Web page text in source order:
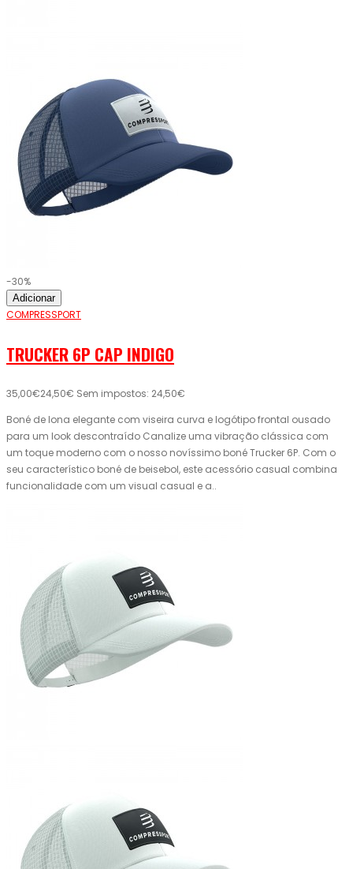
-30%
Adicionar
COMPRESSPORT
TRUCKER 6P CAP INDIGO
35,00€24,50€ Sem impostos: 24,50€
Boné de lona elegante com viseira curva e logótipo frontal ousado
para um look descontraído Canalize uma vibração clássica com
um toque moderno com o nosso novíssimo boné Trucker 6P. Com o
seu característico boné de beisebol, este acessório casual combina
funcionalidade com um visual casual e a..